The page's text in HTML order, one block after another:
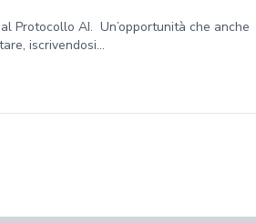
Protocollo AI. Un’opportunità che anche
iscrivendosi...